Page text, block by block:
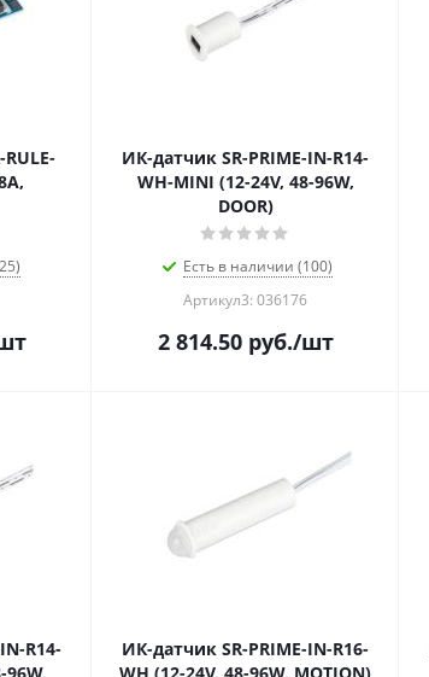
ИК-датчик SR-PRIME-IN-R14-
WH-MINI (12-24V, 48-96W,
DOOR)
Есть в наличии (100)
Артикул3: 036176
2 814.50руб./шт
R14-
ИК-датчик SR-PRIME-IN-R16-